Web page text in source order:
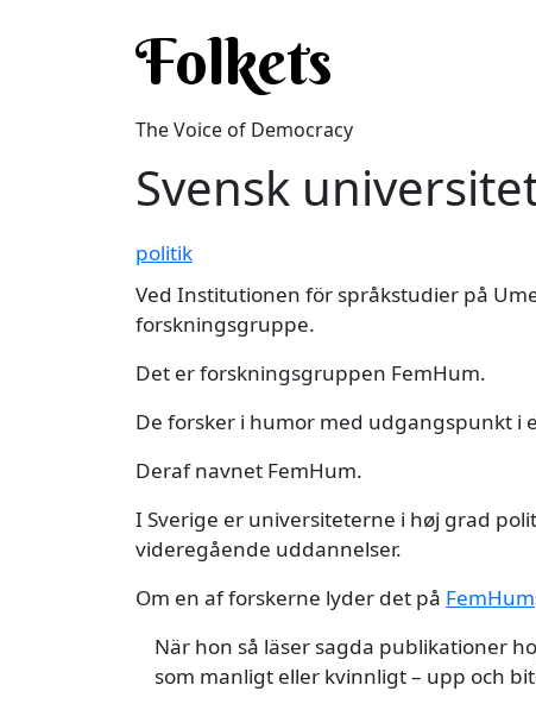
Folkets
The Voice of Democracy
Svensk
politik
Ved Institutionen för språkstudier på
forskningsgruppe.
Det er forskningsgruppen FemHum.
De forsker i humor med udgangspunkt i
Deraf navnet FemHum.
I Sverige er universiteterne i høj grad
videregående uddannelser.
Om en af forskerne lyder det på FemHum
När hon så läser sagda publikationer
som manligt eller kvinnligt – upp och